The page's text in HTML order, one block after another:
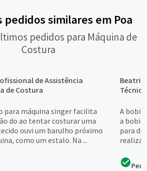
pedidos similares em Poa
pedidos para Máquina de
Costura
de Assistência
de Costura
para máquina singer facilita
do ao tentar costurar uma
ouvi um barulho próximo
como um estalo. Na ...
Beatriz
A
a
para